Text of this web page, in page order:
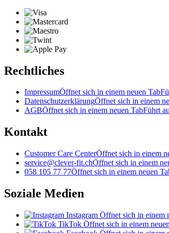
Rechtliches
ImpressumÖffnet sich in einem neuen Tab
DatenschutzerklärungÖffnet sich in einem
AGBÖffnet sich in einem neuen TabFührt
Kontakt
Customer Care CenterÖffnet sich in einem
service@clever-fit.chÖffnet sich in einem
058 105 77 77Öffnet sich in einem neuen
Soziale Medien
Instagram Öffnet sich in einem
TikTok Öffnet sich in einem